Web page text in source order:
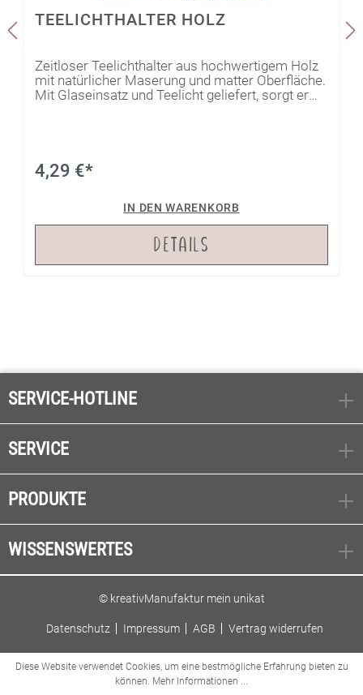
TEELICHTHALTER HOLZ
Zeitloser Teelichthalter aus hochwertigem Holz
mit natürlicher Maserung und matter Oberfläche.
Mit Glaseinsatz und Teelicht geliefert, sorgt er
4,29 €*
IN DEN WARENKORB
DETAILS
SERVICE-HOTLINE
SERVICE
PRODUKTE
WISSENSWERTES
© kreativManufaktur mein unikat
Datenschutz Impressum AGB Vertrag widerrufen
Diese Website verwendet Cookies, um eine bestmögliche Erfahrung bieten zu
können. Mehr Informationen ...